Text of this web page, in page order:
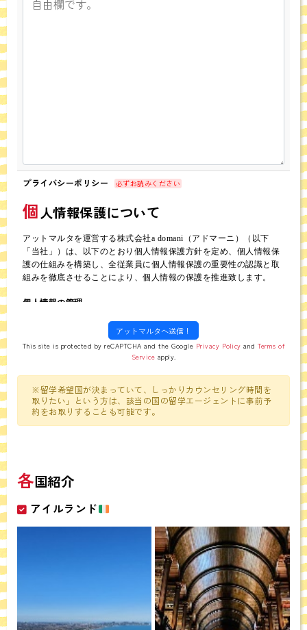
プライバシーポリシー 必ずお読みください
個人情報保護について
アットマルタを運営する株式会社a domani（アドマーニ）（以下
「当社」）は、以下のとおり個人情報保護方針を定め、個人情報保
護の仕組みを構築し、全従業員に個人情報保護の重要性の認識と取
組みを徹底させることにより、個人情報の保護を推進致します。
個人情報の管理
報への不正アクセス・紛失・破損・改ざん・漏洩などを防止するた
め、セキュリティシステムの維持・管理体制の整備・社員教育の
徹底等の必要な措置を講じ、安全対策を実施し個人情報の厳重な管
個人情報の利用目的
お客さまからお預かりした個人情報は、当社からのご連絡や業務の
ご案内やご質問に対する回答として、電子メールや資料のご送付に
いずれかに該当する場合を除き、個人情報を第三者に開示いたしま
●お客さまが希望されるサービスを行なうために当社が業務を委託
●法令に基づき開示することが必要である場合
当社は、個人情報の正確性及び安全性確保のために、セキュリティ
に万全の対策を講じています。
This site is protected by reCAPTCHA and the Google Privacy Policy and Terms of
Service apply.
※留学希望国が決まっていて、しっかりカウンセリング時間を
取りたい」という方は、該当の国の留学エージェントに事前予
約をお取りすることも可能です。
各国紹介
アイルランド